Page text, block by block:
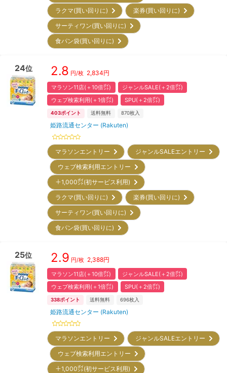
ラクマ(買い回りに)
楽券(買い回りに)
サーティワン(買い回りに)
食パン袋(買い回りに)
24位 2.8 円/枚 2,834円
マラソン11店(＋10倍㌽)
ジャンルSALE(＋2倍㌽)
ウェブ検索利用(＋1倍㌽)
SPU(＋2倍㌽)
403ポイント 送料無料 870枚入
姫路流通センター (Rakuten)
マラソンエントリー
ジャンルSALEエントリー
ウェブ検索利用エントリー
＋1,000㌽(初サービス利用)
ラクマ(買い回りに)
楽券(買い回りに)
サーティワン(買い回りに)
食パン袋(買い回りに)
25位 2.9 円/枚 2,388円
マラソン11店(＋10倍㌽)
ジャンルSALE(＋2倍㌽)
ウェブ検索利用(＋1倍㌽)
SPU(＋2倍㌽)
338ポイント 送料無料 696枚入
姫路流通センター (Rakuten)
マラソンエントリー
ジャンルSALEエントリー
ウェブ検索利用エントリー
＋1,000㌽(初サービス利用)